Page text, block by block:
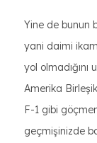
Yine de bunun
yani daimi
yol
Amerika
F-1 gibi
geçmişinizde